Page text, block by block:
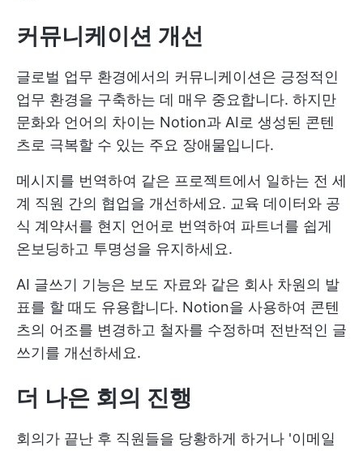
커뮤니케이션 개선
글로벌 업무 환경에서의 커뮤니케이션은 긍정적인
업무 환경을 구축하는 데 매우 중요합니다. 하지만
문화와 언어의 차이는 Notion과 AI로 생성된 콘텐
츠로 극복할 수 있는 주요 장애물입니다.
메시지를 번역하여 같은 프로젝트에서 일하는 전 세
계 직원 간의 협업을 개선하세요. 교육 데이터와 공
식 계약서를 현지 언어로 번역하여 파트너를 쉽게
온보딩하고 투명성을 유지하세요.
AI 글쓰기 기능은 보도 자료와 같은 회사 차원의 발
표를 할 때도 유용합니다. Notion을 사용하여 콘텐
츠의 어조를 변경하고 철자를 수정하며 전반적인 글
쓰기를 개선하세요.
더 나은 회의 진행
회의가 끝난 후 직원들을 당황하게 하거나 '이메일